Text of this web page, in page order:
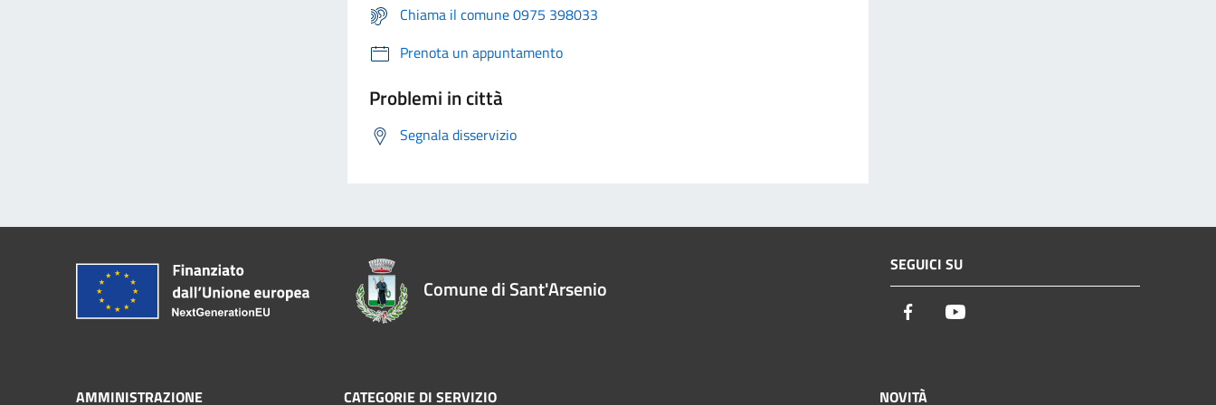
Chiama il comune 0975 398033
Prenota un appuntamento
Problemi in città
Segnala disservizio
Comune di Sant'Arsenio
SEGUICI SU
Facebook
AMMINISTRAZIONE CATEGORIE DI SERVIZIO NOVITÀ